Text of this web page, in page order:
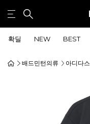
확딜 NEW BEST
배드민턴의류 아디다스